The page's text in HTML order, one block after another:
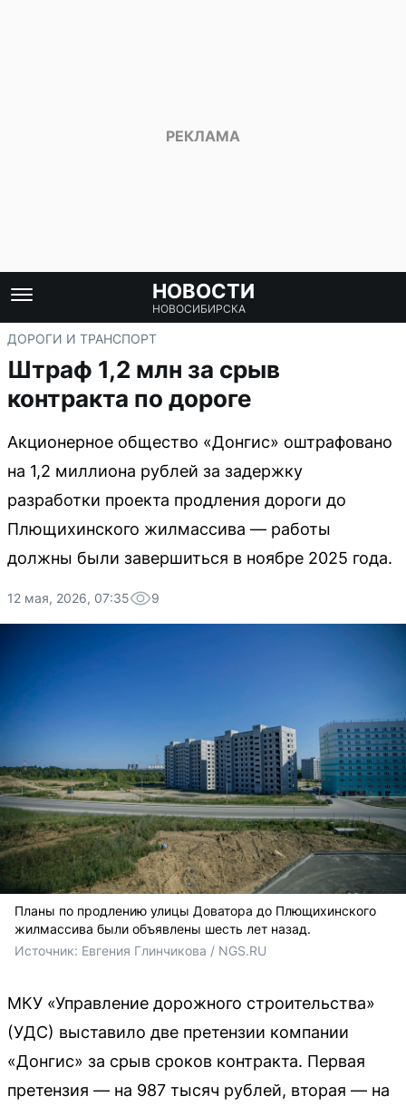
НОВОСТИ
НОВОСИБИРСКА
ДОРОГИ И ТРАНСПОРТ
Штраф 1,2 млн за срыв
контракта по дороге
Акционерное общество «Донгис» оштрафовано
на 1,2 миллиона рублей за задержку
разработки проекта продления дороги до
Плющихинского жилмассива — работы
должны были завершиться в ноябре 2025 года.
12 мая, 2026, 07:35 9
Планы по продлению улицы Доватора до Плющихинского
жилмассива были объявлены шесть лет назад.
Источник: Евгения Глинчикова / NGS.RU
МКУ «Управление дорожного строительства»
(УДС) выставило две претензии компании
«Донгис» за срыв сроков контракта. Первая
претензия — на 987 тысяч рублей, вторая — на